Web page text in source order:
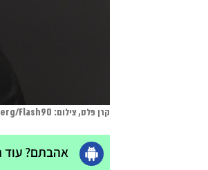
קרן פלס, צילום: Tomer Neuberg/Flash90
אהבתם? עוד